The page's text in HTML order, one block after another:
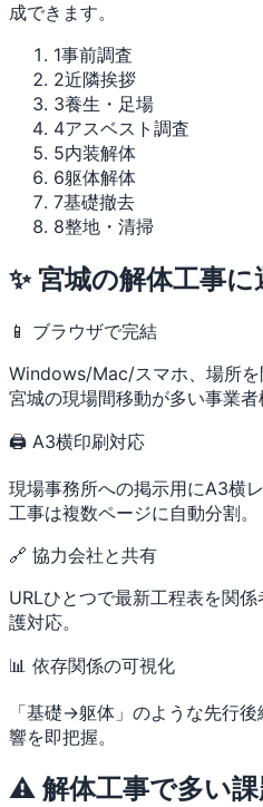
成できます。
1事前調査
2近隣挨拶
3養生・足場
4アスベスト調査
5内装解体
6躯体解体
7基礎撤去
8整地・清掃
✨ 宮城の解体工事
📱 ブラウザで完結
Windows/Mac/スマホ、場所を
宮城の現場間移動が多い事業者
🖨 A3横印刷対応
現場事務所への掲示用にA3横
工事は複数ページに自動分割。
🔗 協力会社と共有
URLひとつで最新工程表を関
護対応。
📊 依存関係の可視化
「基礎→躯体」のような先行
響を即把握。
⚠️ 解体工事で多い課